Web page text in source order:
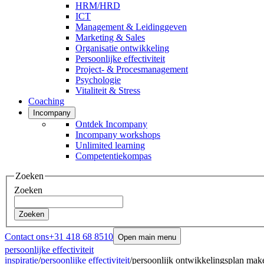
HRM/HRD
ICT
Management & Leidinggeven
Marketing & Sales
Organisatie ontwikkeling
Persoonlijke effectiviteit
Project- & Procesmanagement
Psychologie
Vitaliteit & Stress
Coaching
Incompany
Ontdek Incompany
Incompany workshops
Unlimited learning
Competentiekompas
Zoeken
Zoeken
Zoeken
Contact ons+31 418 68 8510 Open main menu
persoonlijke effectiviteit
inspiratie/persoonlijke effectiviteit/persoonlijk ontwikkelingsplan